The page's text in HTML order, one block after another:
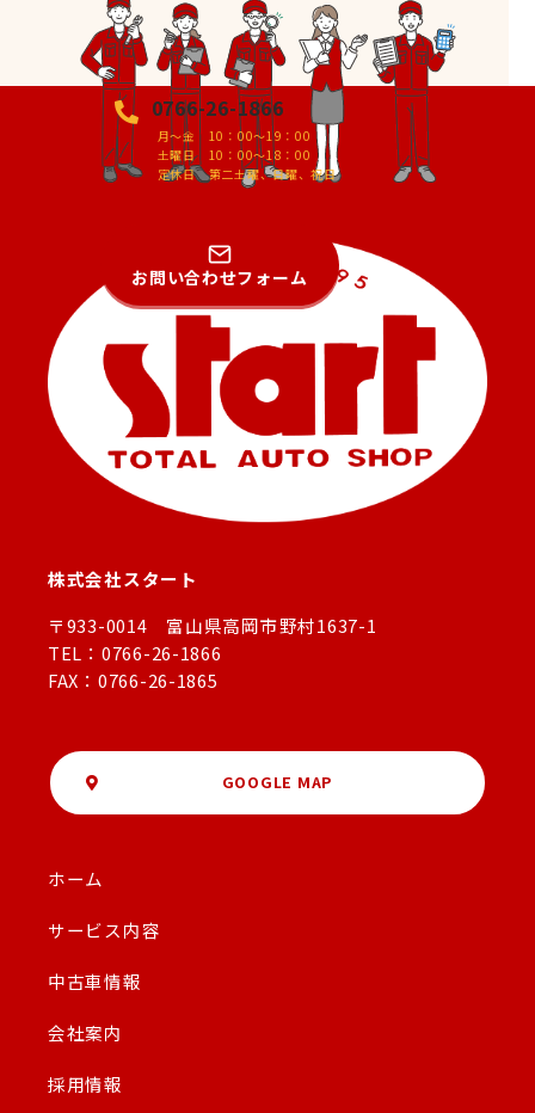
0766-26-1866
月～金 10：00～19：00
土曜日 10：00～18：00
定休日 第二土曜、日曜、祝日
お問い合わせフォーム
株式会社スタート
〒933-0014 富山県高岡市野村1637-1
TEL：0766-26-1866
FAX：0766-26-1865
GOOGLE MAP
ホーム
サービス内容
中古車情報
会社案内
採用情報